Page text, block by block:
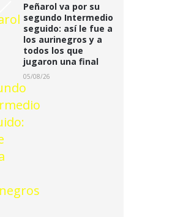
Peñarol va por su
segundo Intermedio
seguido: así le fue a
los aurinegros y a
todos los que
jugaron una final
05/08/26